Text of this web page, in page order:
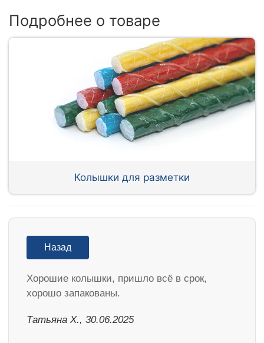
Подробнее о товаре
Колышки для разметки
Назад
Хорошие колышки, пришло всё в срок,
хорошо запакованы.
Татьяна Х., 30.06.2025